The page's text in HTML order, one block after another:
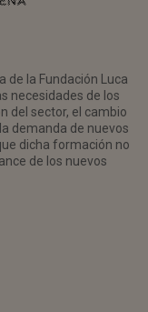
de la Fundación Luca
necesidades de los
del sector, el cambio
demanda de nuevos
dicha formación no
de los nuevos